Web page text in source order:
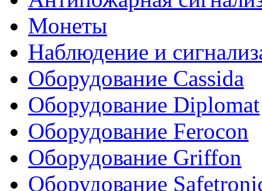
Монеты
Наблюдение и
Оборудование Cassida
Оборудование Diplomat
Оборудование Ferocon
Оборудование Griffon
Оборудование